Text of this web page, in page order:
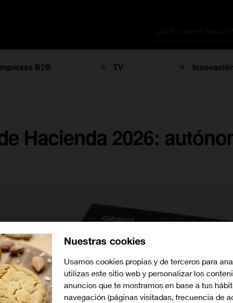
B2B TV
Hacienda 2026:
Nuestras cookies
Usamos cookies propias y de terceros para
utilizas este sitio web y personalizar los
anuncios que te mostramos en base a tus
navegación (páginas visitadas, frecuencia de